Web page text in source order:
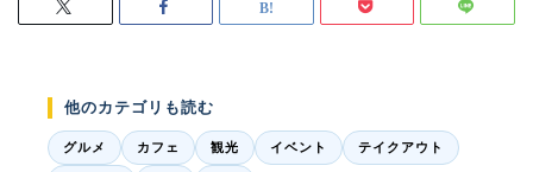
他のカテゴリも読む
グルメ カフェ 観光 イベント テイクアウト